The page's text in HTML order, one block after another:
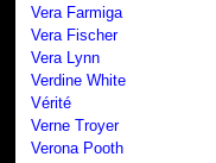
Vera Farmiga
Vera Fischer
Vera Lynn
Verdine White
Vérité
Verne Troyer
Verona Pooth